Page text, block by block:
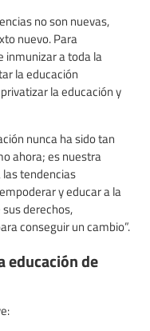
no son nuevas,
nuevo. Para
inmunizar a toda la
la educación
la educación y
nunca ha sido tan
ahora; es nuestra
las tendencias
y educar a la
derechos,
conseguir un cambio”.
educación de